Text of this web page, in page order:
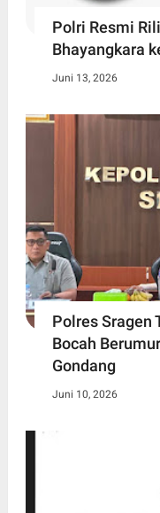
Polri Resmi
Bhayangkara
Juni 13, 2026
Polres Sragen
Bocah
Gondang
Juni 10, 2026